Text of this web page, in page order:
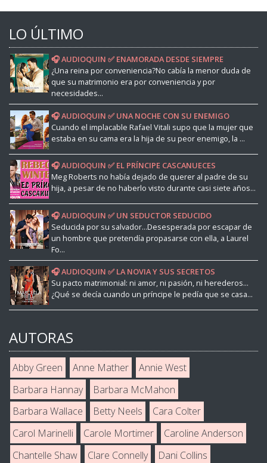
LO ÚLTIMO
🎧 AUDIOQUIN ✅ ENAMORADA DESDE SIEMPRE
¿Una reina por conveniencia?No cabía la menor duda de
que su matrimonio era por conveniencia y por
necesidades...
🎧 AUDIOQUIN ✅ UNA NOCHE CON SU ENEMIGO
Cuando el implacable Rafael Vitali supo que la mujer que
estaba en su cama era la hija de su peor enemigo, la ...
🎧 AUDIOQUIN ✅ EL PRÍNCIPE CASCANUECES
Meg Roberts no había dejado de querer al padre de su
hija, a pesar de no haberlo visto durante casi siete años...
🎧 AUDIOQUIN ✅ UN SEDUCTOR SEDUCIDO
Seducida por su salvador...Desesperada por escapar de
un hombre que pretendía propasarse con ella, a Laurel
Fo...
🎧 AUDIOQUIN ✅ LA NOVIA Y SUS SECRETOS
Su pacto matrimonial: ni amor, ni pasión, ni herederos...
¿Qué se decía cuando un príncipe le pedía que se casa...
AUTORAS
Abby Green Anne Mather
Annie West
Barbara Hannay
Barbara McMahon
Barbara Wallace
Betty Neels
Cara Colter
Carol Marinelli
Carole Mortimer
Caroline Anderson
Chantelle Shaw
Clare Connelly
Dani Collins